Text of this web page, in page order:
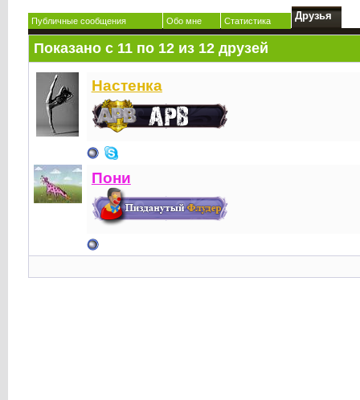
Публичные сообщения Обо мне Статистика Друзья
Показано с 11 по 12 из 12 друзей
Настенка
Пони